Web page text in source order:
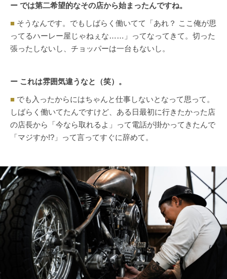
ー では第二希望的なその店から始まったんですね。
■ そうなんです。でもしばらく働いてて「あれ？ ここ俺が思
ってるハーレー屋じゃねぇな……」ってなってきて。切った
張ったしないし、チョッパーは一台もないし。
ー これは雰囲気違うなと（笑）。
■ でも入ったからにはちゃんと仕事しないとなって思って。
しばらく働いてたんですけど、ある日最初に行きたかった店
の店長から「今なら取れるよ」って電話が掛かってきたんで
「マジすか!?」って言ってすぐに辞めて。